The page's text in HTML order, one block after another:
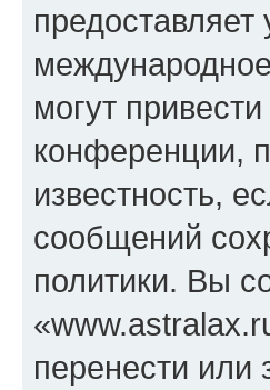
могут
конференции,
известность,
сообщений
политики. Вы
перенести